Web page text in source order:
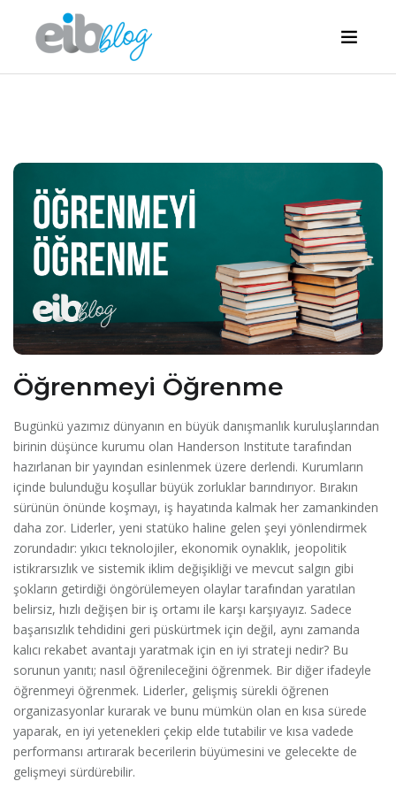
Öğrenmeyi Öğrenme
Bugünkü yazımız dünyanın en büyük danışmanlık kuruluşlarından
birinin düşünce kurumu olan Handerson Institute tarafından
hazırlanan bir yayından esinlenmek üzere derlendi. Kurumların
içinde bulunduğu koşullar büyük zorluklar barındırıyor. Bırakın
sürünün önünde koşmayı, iş hayatında kalmak her zamankinden
daha zor. Liderler, yeni statüko haline gelen şeyi yönlendirmek
zorundadır: yıkıcı teknolojiler, ekonomik oynaklık, jeopolitik
istikrarsızlık ve sistemik iklim değişikliği ve mevcut salgın gibi
şokların getirdiği öngörülemeyen olaylar tarafından yaratılan
belirsiz, hızlı değişen bir iş ortamı ile karşı karşıyayız. Sadece
başarısızlık tehdidini geri püskürtmek için değil, aynı zamanda
kalıcı rekabet avantajı yaratmak için en iyi strateji nedir? Bu
sorunun yanıtı; nasıl öğrenileceğini öğrenmek. Bir diğer ifadeyle
öğrenmeyi öğrenmek. Liderler, gelişmiş sürekli öğrenen
organizasyonlar kurarak ve bunu mümkün olan en kısa sürede
yaparak, en iyi yetenekleri çekip elde tutabilir ve kısa vadede
performansı artırarak becerilerin büyümesini ve gelecekte de
gelişmeyi sürdürebilir.